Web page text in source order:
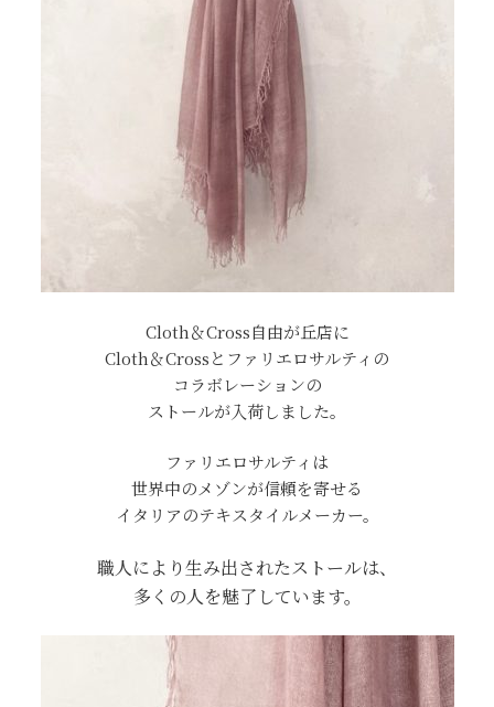
Cloth＆Cross自由が丘店に
Cloth＆Crossとファリエロサルティの
コラボレーションの
ストールが入荷しました。
ファリエロサルティは
世界中のメゾンが信頼を寄せる
イタリアのテキスタイルメーカー。
職人により生み出されたストールは、
多くの人を魅了しています。